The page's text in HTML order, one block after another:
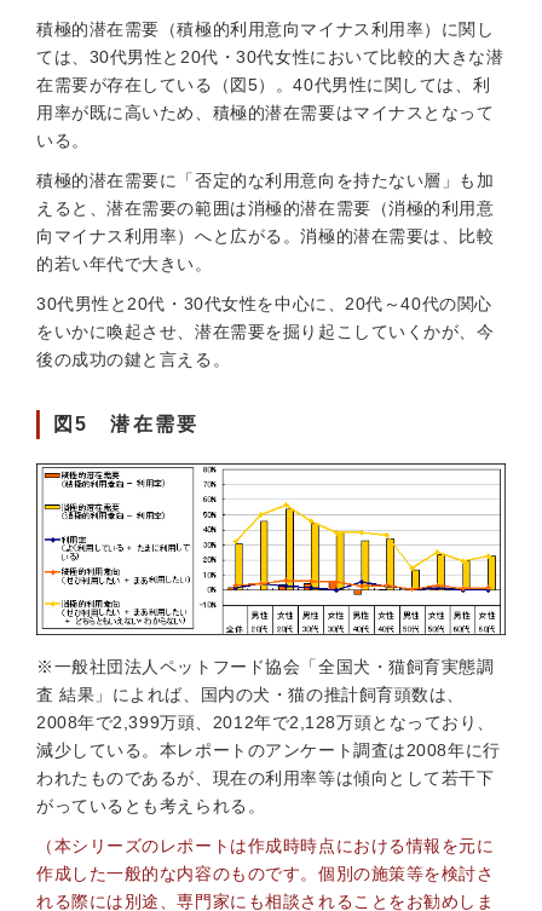
積極的潜在需要（積極的利用意向マイナス利用率）に関し
ては、30代男性と20代・30代女性において比較的大きな潜
在需要が存在している（図5）。40代男性に関しては、利
用率が既に高いため、積極的潜在需要はマイナスとなって
いる。
積極的潜在需要に「否定的な利用意向を持たない層」も加
えると、潜在需要の範囲は消極的潜在需要（消極的利用意
向マイナス利用率）へと広がる。消極的潜在需要は、比較
的若い年代で大きい。
30代男性と20代・30代女性を中心に、20代～40代の関心
をいかに喚起させ、潜在需要を掘り起こしていくかが、今
後の成功の鍵と言える。
図5 潜在需要
※一般社団法人ペットフード協会「全国犬・猫飼育実態調
査 結果」によれば、国内の犬・猫の推計飼育頭数は、
2008年で2,399万頭、2012年で2,128万頭となっており、
減少している。本レポートのアンケート調査は2008年に行
われたものであるが、現在の利用率等は傾向として若干下
がっているとも考えられる。
（本シリーズのレポートは作成時時点における情報を元に
作成した一般的な内容のものです。個別の施策等を検討さ
れる際には別途、専門家にも相談されることをお勧めしま